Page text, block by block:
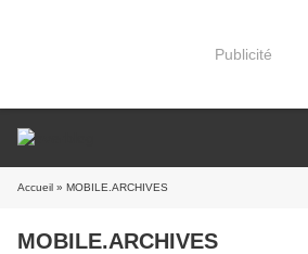
Publicité
Accueil » MOBILE.ARCHIVES
MOBILE.ARCHIVES